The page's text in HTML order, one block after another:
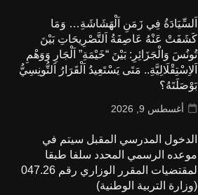
اَلسِّيَادَةُ فِي زَمَنِ اَلْهَشَاشَةِ… وَمَا
كَشَفَتْ عَنْهُ عَاصِفَةُ اَلتَّصْرِيحَاتِ بَيْنَ
تُونُسَ وَالْجَزَائِرِ: بَيْنَ “خَيْمَةِ” اَلْجَارِ وَوَهْمِ
اَلاِسْتِقْلَالِيَّةِ.. مَتَى يَسْتَعِيدُ اَلْقَرَارُ اَلتُّونِسِيُّ
بَوْصَلَتَهُ؟
أغسطس 9, 2026
الدخول المدرسي المقبل سیتم في
موعده الرسمي المحدد سلفا طبقا
لمقتضیات المقرر الوزاري رقم 047.26
(وزارة التربية الوطنية)